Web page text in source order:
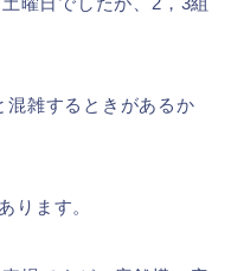
混雑するときがあるか
ります。